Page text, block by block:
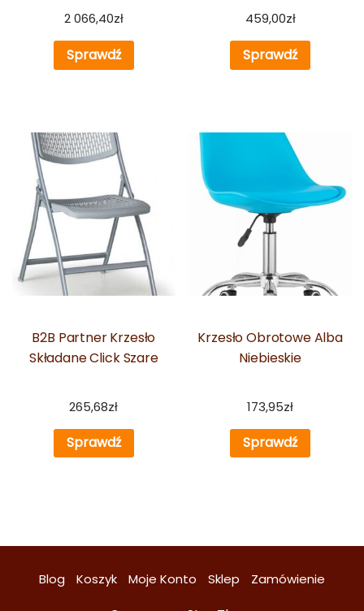
2 066,40zł
Sprawdź
459,00zł
Sprawdź
B2B Partner Krzesło
Składane Click Szare
265,68zł
Sprawdź
Krzesło Obrotowe Alba
Niebieskie
173,95zł
Sprawdź
Blog Koszyk Moje Konto Sklep Zamówienie